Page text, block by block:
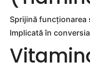
Sprijină funcționarea
Implicată în